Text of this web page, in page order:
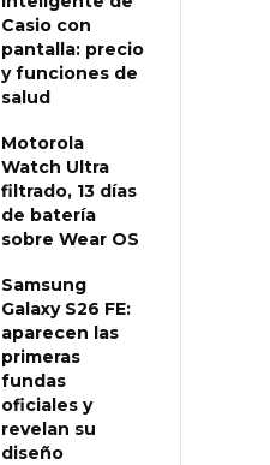
Casio con
pantalla: precio
y funciones de
salud
Motorola
Watch Ultra
filtrado, 13 días
de batería
sobre Wear OS
Samsung
Galaxy S26 FE:
aparecen las
primeras
fundas
oficiales y
revelan su
diseño